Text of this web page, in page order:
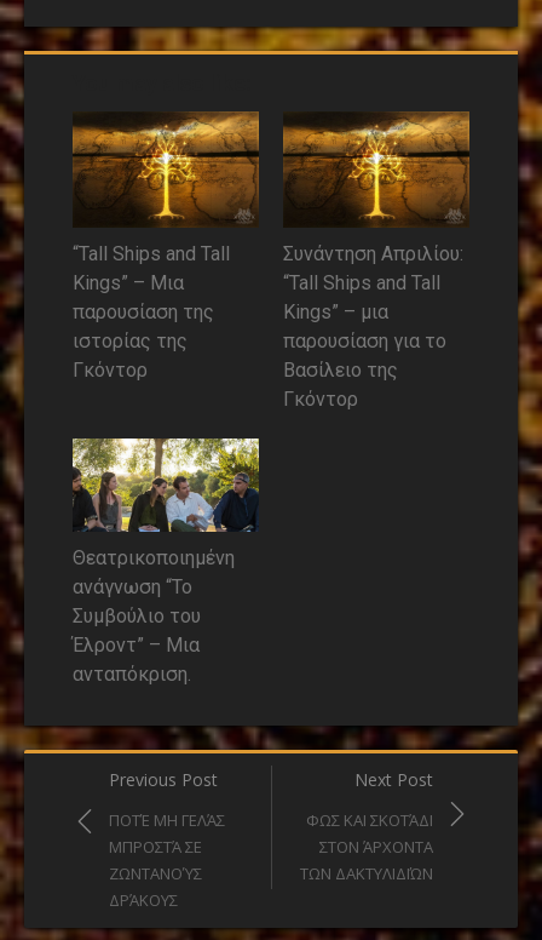
“Tall Ships and Tall
Kings” – Μια
παρουσίαση της
ιστορίας της
Γκόντορ
Συνάντηση Απριλίου:
“Tall Ships and Tall
Kings” – μια
παρουσίαση για το
Βασίλειο της
Γκόντορ
Θεατρικοποιημένη
ανάγνωση “Το
Συμβούλιο του
Έλροντ” – Μια
ανταπόκριση.
Post
navigation
Previous Post
ΠΟΤΈ ΜΗ ΓΕΛΆΣ
ΜΠΡΟΣΤΆ ΣΕ
ΖΩΝΤΑΝΟΎΣ
ΔΡΆΚΟΥΣ
Next Post
ΦΩΣ ΚΑΙ ΣΚΟΤΆΔΙ
ΣΤΟΝ ΆΡΧΟΝΤΑ
ΤΩΝ ΔΑΚΤΥΛΙΔΙΏΝ